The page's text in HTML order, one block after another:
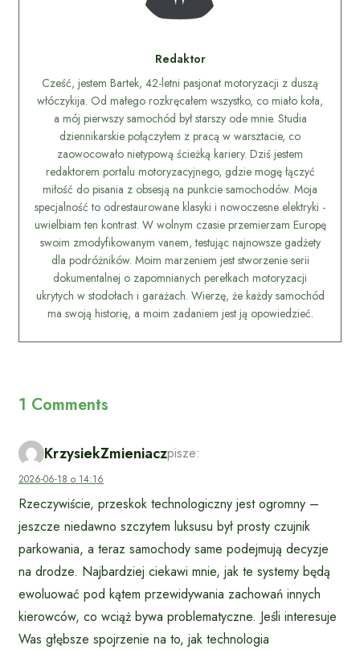
Redaktor
Cześć, jestem Bartek, 42-letni pasjonat motoryzacji z duszą
włóczykija. Od małego rozkręcałem wszystko, co miało koła,
a mój pierwszy samochód był starszy ode mnie. Studia
dziennikarskie połączyłem z pracą w warsztacie, co
zaowocowało nietypową ścieżką kariery. Dziś jestem
redaktorem portalu motoryzacyjnego, gdzie mogę łączyć
miłość do pisania z obsesją na punkcie samochodów. Moja
specjalność to odrestaurowane klasyki i nowoczesne elektryki -
uwielbiam ten kontrast. W wolnym czasie przemierzam Europę
swoim zmodyfikowanym vanem, testując najnowsze gadżety
dla podróżników. Moim marzeniem jest stworzenie serii
dokumentalnej o zapomnianych perełkach motoryzacji
ukrytych w stodołach i garażach. Wierzę, że każdy samochód
ma swoją historię, a moim zadaniem jest ją opowiedzieć.
1 Comments
KrzysiekZmieniaczpisze:
2026-06-18 o 14:16
Rzeczywiście, przeskok technologiczny jest ogromny –
jeszcze niedawno szczytem luksusu był prosty czujnik
parkowania, a teraz samochody same podejmują decyzje
na drodze. Najbardziej ciekawi mnie, jak te systemy będą
ewoluować pod kątem przewidywania zachowań innych
kierowców, co wciąż bywa problematyczne. Jeśli interesuje
Was głębsze spojrzenie na to, jak technologia